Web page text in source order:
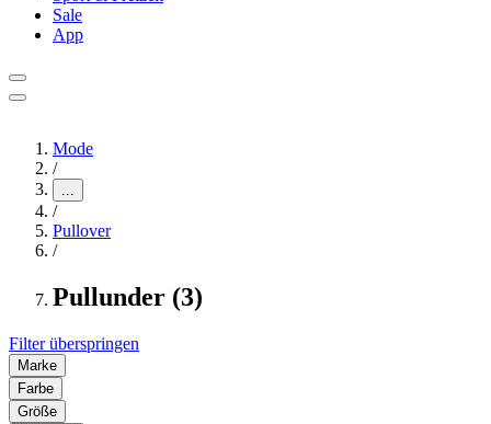
Sale
App
Mode
/
...
/
Pullover
/
Pullunder (3)
Filter überspringen
Marke
Farbe
Größe